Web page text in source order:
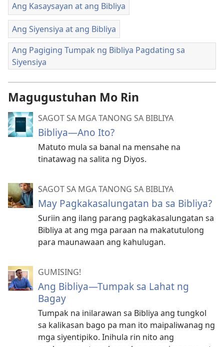
Ang Kasaysayan at ang Bibliya
Ang Siyensiya at ang Bibliya
Ang Pagiging Tumpak ng Bibliya Pagdating sa
Siyensiya
Magugustuhan Mo Rin
SAGOT SA MGA TANONG SA BIBLIYA
Bibliya—Ano Ito?
Matuto mula sa banal na mensahe na
tinatawag na salita ng Diyos.
SAGOT SA MGA TANONG SA BIBLIYA
May Pagkakasalungatan ba sa Bibliya?
Suriin ang ilang parang pagkakasalungatan sa
Bibliya at ang mga paraan na makatutulong
para maunawaan ang kahulugan.
GUMISING!
Ang Bibliya—Tumpak sa Lahat ng
Bagay
Tumpak na inilarawan sa Bibliya ang tungkol
sa kalikasan bago pa man ito maipaliwanag ng
mga siyentipiko. Inihula rin nito ang